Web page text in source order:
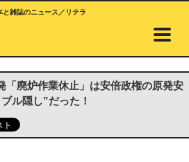
雑誌のニュース／リテラ
「廃炉作業休止」は安倍政権の原発安
ル隠し”だった！